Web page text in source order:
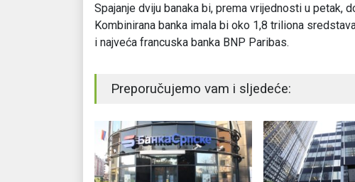
Spajanje dviju banaka bi, prema vrijednosti u petak,
Kombinirana banka imala bi oko 1,8 triliona
i najveća francuska banka BNP Paribas.
Preporučujemo vam i sljedeće: